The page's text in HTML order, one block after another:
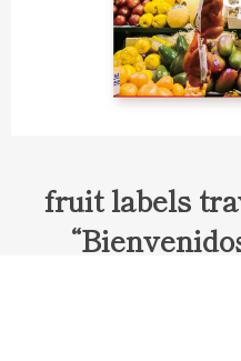
fruit labels